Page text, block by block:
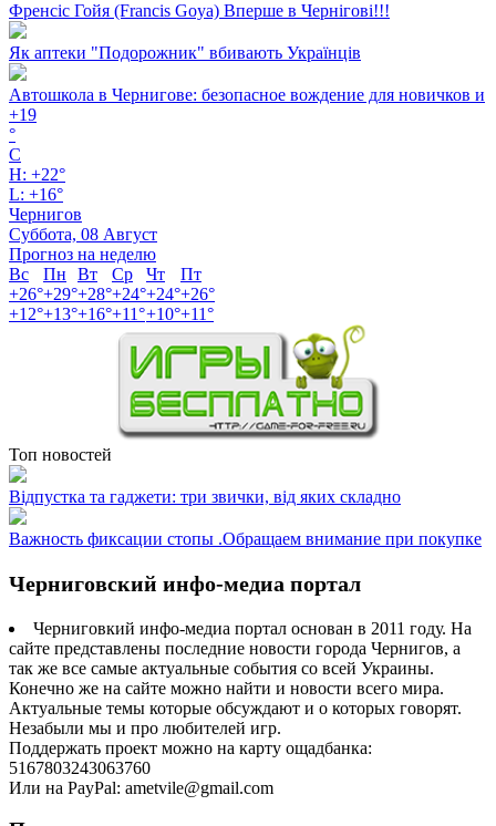
Френсіс Гойя (Francis Goya) Вперше в Чернігові!!!
Як аптеки "Подорожник" вбивають Українців
Автошкола в Чернигове: безопасное вождение для новичков и
+19
°
C
H: +22°
L: +16°
Чернигов
Суббота, 08 Август
Прогноз на неделю
Вс
Пн Вт Ср Чт
Пт
+26°+29°+28°+24°+24°+26°
+12°+13°+16°+11°+10°+11°
Топ новостей
Відпустка та гаджети: три звички, від яких складно
Важность фиксации стопы .Обращаем внимание при покупке
Черниговский инфо-медиа портал
Черниговкий инфо-медиа портал основан в 2011 году. На
сайте представлены последние новости города Чернигов, а
так же все самые актуальные события со всей Украины.
Конечно же на сайте можно найти и новости всего мира.
Актуальные темы которые обсуждают и о которых говорят.
Незабыли мы и про любителей игр.
Поддержать проект можно на карту ощадбанка:
5167803243063760
Или на PayPal: ametvile@gmail.com